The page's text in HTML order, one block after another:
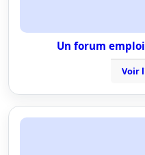
Un forum
Voir